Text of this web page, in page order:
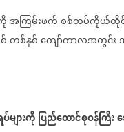
အကြမ်းဖက်စစ်တပ်ကိုယ်တို
တစ်နှစ်ကျော်ကာလအတွင်း
များကိုပြည်ထောင်စုဝန်ကြီး